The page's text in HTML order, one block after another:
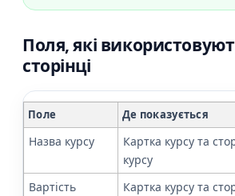
Поля, які
сторінці
Поле Де показується
Назва курсу
Картка курсу та
курсу
Вартість
Картка курсу та